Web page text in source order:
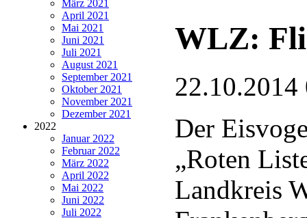
März 2021
April 2021
Mai 2021
Juni 2021
Juli 2021
August 2021
September 2021
Oktober 2021
November 2021
Dezember 2021
2022
Januar 2022
Februar 2022
März 2022
April 2022
Mai 2022
Juni 2022
Juli 2022
WLZ:
22.10.2014
Der
„Roten
Landkreis